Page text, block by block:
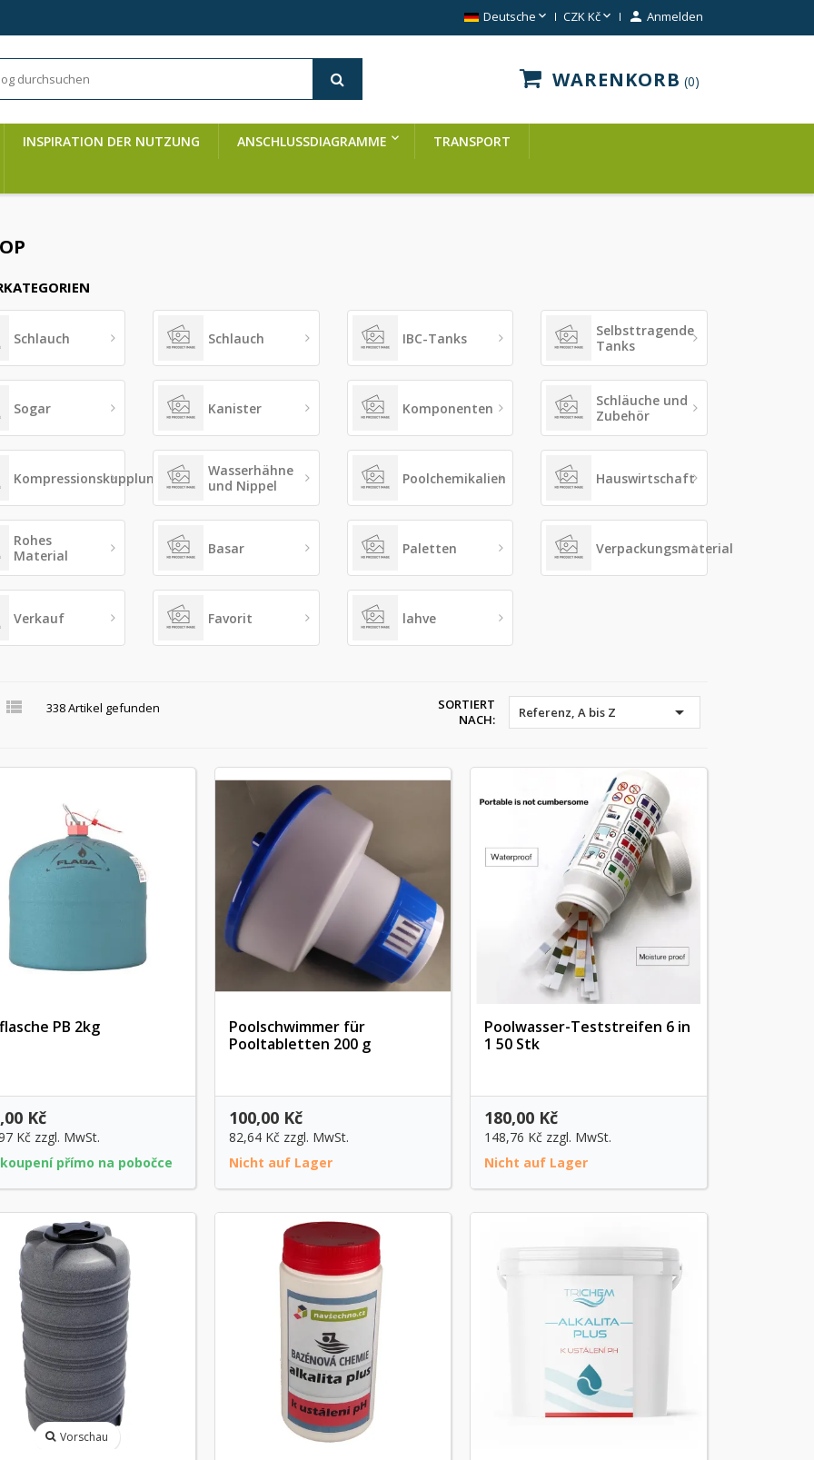
Deutsche  CZK Kč  Anmelden
WARENKORB 0
INSPIRATION DER NUTZUNG ANSCHLUSSDIAGRAMME TRANSPORT
Schlauch Schlauch IBC-Tanks
Selbsttragende
Tanks
Sogar Kanister Komponenten
Schläuche und
Zubehör
Kompressionskupplungen
Wasserhähne
und Nippel
Poolchemikalien Hauswirtschaft
Rohes
Material
Basar Paletten Verpackungsmaterial
Verkauf Favorit lahve
 338 Artikel gefunden
SORTIERT
NACH:
Referenz, A bis Z 
PB 2kg
Kč
Kč zzgl. MwSt.
přímo na pobočce
Vorschau
Poolschwimmer für
Pooltabletten 200 g
100,00 Kč
82,64 Kč zzgl. MwSt.
Nicht auf Lager
Poolwasser-Teststreifen 6 in
1 50 Stk
180,00 Kč
148,76 Kč zzgl. MwSt.
Nicht auf Lager
Vorschau